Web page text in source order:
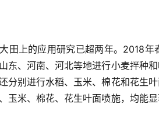
田上的应用研究已超两年。2018
东、河南、河北等地进行小麦拌种
分别进行水稻、玉米、棉花和花生
玉米、棉花、花生叶面喷施，均能